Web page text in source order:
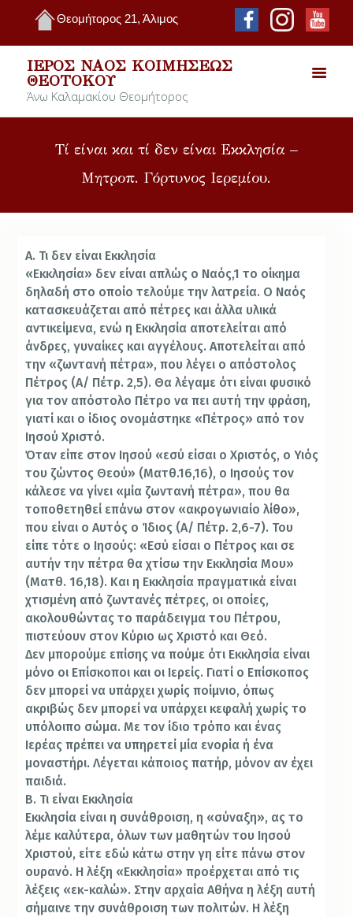
Θεομήτορος 21, Άλιμος
ΙΕΡΌΣ ΝΑΌΣ ΚΟΙΜΉΣΕΩΣ
ΘΕΟΤΌΚΟΥ
Άνω Καλαμακίου Θεομήτορος
Τί είναι και τί δεν είναι Εκκλησία –
Μητροπ. Γόρτυνος Ιερεμίου.
Α. Τι δεν είναι Εκκλησία
«Εκκλησία» δεν είναι απλώς ο Ναός,1 το οίκημα
δηλαδή στο οποίο τελούμε την λατρεία. Ο Ναός
κατασκευάζεται από πέτρες και άλλα υλικά
αντικείμενα, ενώ η Εκκλησία αποτελείται από
άνδρες, γυναίκες και αγγέλους. Αποτελείται από
την «ζωντανή πέτρα», που λέγει ο απόστολος
Πέτρος (Α/ Πέτρ. 2,5). Θα λέγαμε ότι είναι φυσικό
για τον απόστολο Πέτρο να πει αυτή την φράση,
γιατί και ο ίδιος ονομάστηκε «Πέτρος» από τον
Ιησού Χριστό.
Όταν είπε στον Ιησού «εσύ είσαι ο Χριστός, ο Υιός
του ζώντος Θεού» (Ματθ.16,16), ο Ιησούς τον
κάλεσε να γίνει «μία ζωντανή πέτρα», που θα
τοποθετηθεί επάνω στον «ακρογωνιαίο λίθο»,
που είναι ο Αυτός ο Ίδιος (Α/ Πέτρ. 2,6-7). Του
είπε τότε ο Ιησούς: «Εσύ είσαι ο Πέτρος και σε
αυτήν την πέτρα θα χτίσω την Εκκλησία Μου»
(Ματθ. 16,18). Και η Εκκλησία πραγματικά είναι
χτισμένη από ζωντανές πέτρες, οι οποίες,
ακολουθώντας το παράδειγμα του Πέτρου,
πιστεύουν στον Κύριο ως Χριστό και Θεό.
Δεν μπορούμε επίσης να πούμε ότι Εκκλησία είναι
μόνο οι Επίσκοποι και οι Ιερείς. Γιατί ο Επίσκοπος
δεν μπορεί να υπάρχει χωρίς ποίμνιο, όπως
ακριβώς δεν μπορεί να υπάρχει κεφαλή χωρίς το
υπόλοιπο σώμα. Με τον ίδιο τρόπο και ένας
Ιερέας πρέπει να υπηρετεί μία ενορία ή ένα
μοναστήρι. Λέγεται κάποιος πατήρ, μόνον αν έχει
παιδιά.
Β. Τι είναι Εκκλησία
Εκκλησία είναι η συνάθροιση, η «σύναξη», ας το
λέμε καλύτερα, όλων των μαθητών του Ιησού
Χριστού, είτε εδώ κάτω στην γη είτε πάνω στον
ουρανό. Η λέξη «Εκκλησία» προέρχεται από τις
λέξεις «εκ-καλώ». Στην αρχαία Αθήνα η λέξη αυτή
σήμαινε την συνάθροιση των πολιτών. Η λέξη